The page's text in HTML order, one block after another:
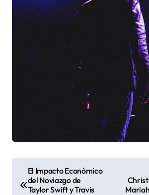
a
El Impacto Económico
del Noviazgo de
Taylor Swift y Travis